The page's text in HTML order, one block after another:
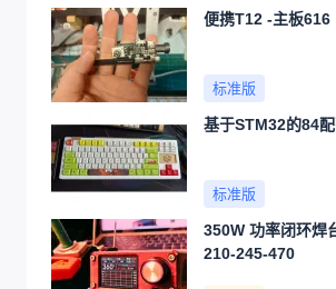
便携T12 -主板616
标准版
基于STM32的84
标准版
350W 功率闭环焊
210-245-470